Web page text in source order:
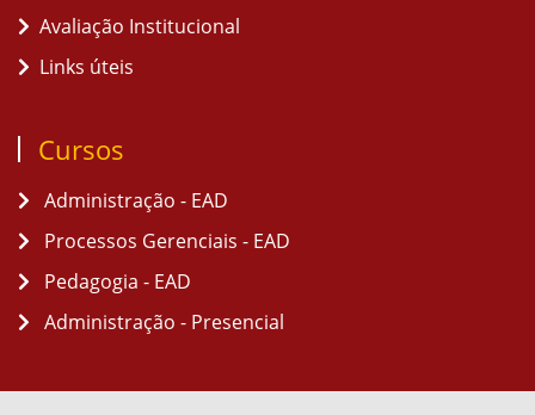
Avaliação Institucional
Links úteis
Cursos
Administração - EAD
Processos Gerenciais - EAD
Pedagogia - EAD
Administração - Presencial